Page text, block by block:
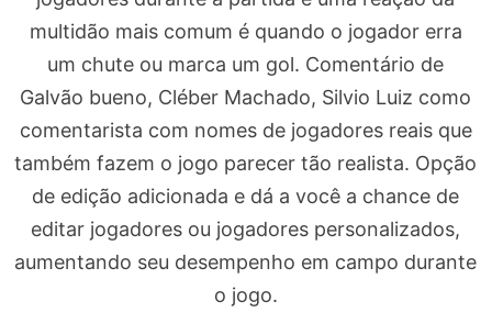
multidão mais comum é quando o jogador erra
um chute ou marca um gol. Comentário de
Galvão bueno, Cléber Machado, Silvio Luiz como
comentarista com nomes de jogadores reais que
também fazem o jogo parecer tão realista. Opção
de edição adicionada e dá a você a chance de
editar jogadores ou jogadores personalizados,
aumentando seu desempenho em campo durante
o jogo.